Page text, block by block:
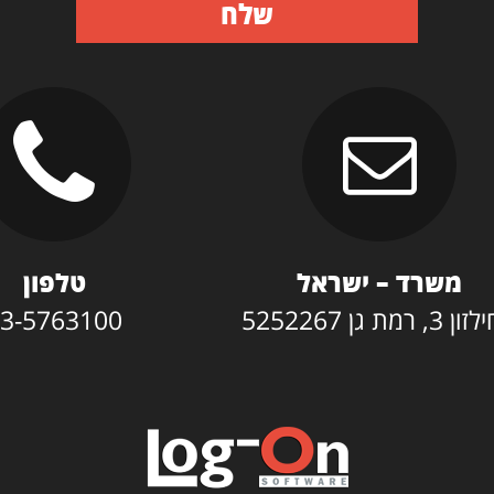
שלח
משרד – ישראל
גן 5252267
טלפון
5763100